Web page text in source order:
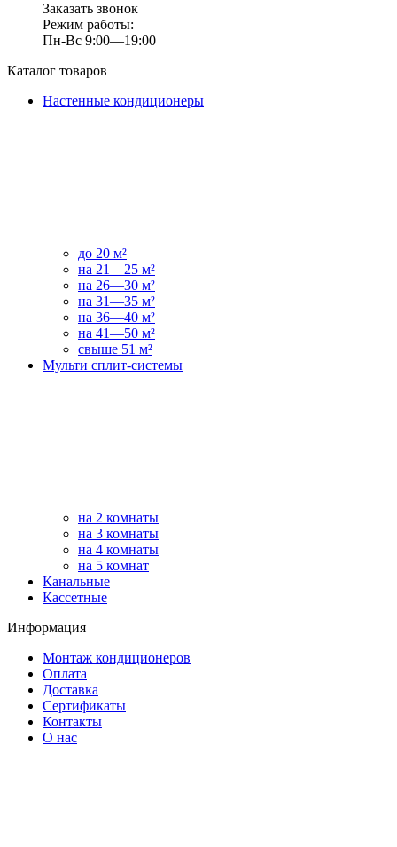
Заказать звонок
Режим работы:
Пн-Вс 9:00—19:00
Каталог товаров
Настенные кондиционеры
до 20 м²
на 21—25 м²
на 26—30 м²
на 31—35 м²
на 36—40 м²
на 41—50 м²
свыше 51 м²
Мульти сплит-системы
на 2 комнаты
на 3 комнаты
на 4 комнаты
на 5 комнат
Канальные
Кассетные
Информация
Монтаж кондиционеров
Оплата
Доставка
Сертификаты
Контакты
О нас